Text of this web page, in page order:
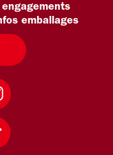
engagements
emballages